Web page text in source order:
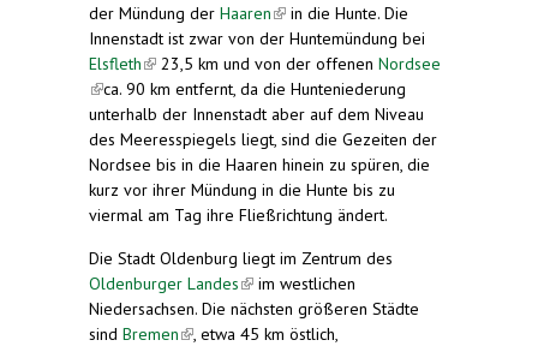
der Mündung der Haaren(link is external)
in die Hunte. Die
Innenstadt ist zwar von der Huntemündung bei
Elsfleth(link is external)
23,5 km und von der offenen Nordsee
(link is external)
ca. 90 km entfernt, da die Hunteniederung
unterhalb der Innenstadt aber auf dem Niveau
des Meeresspiegels liegt, sind die Gezeiten der
Nordsee bis in die Haaren hinein zu spüren, die
kurz vor ihrer Mündung in die Hunte bis zu
viermal am Tag ihre Fließrichtung ändert.
Die Stadt Oldenburg liegt im Zentrum des
Oldenburger Landes(link is external)
im westlichen
Niedersachsen. Die nächsten größeren Städte
sind Bremen(link is external)
, etwa 45 km östlich,